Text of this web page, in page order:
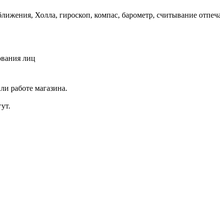
Холла, гироскоп, компас, барометр, считывание
лиц
работе магазина.